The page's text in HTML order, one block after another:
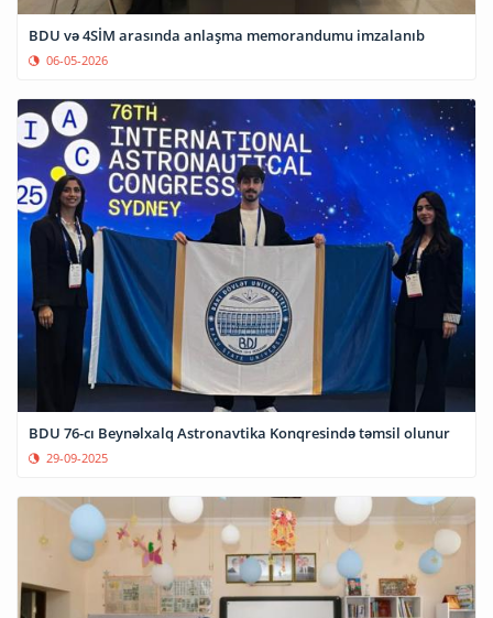
BDU və 4SİM arasında anlaşma memorandumu imzalanıb
06-05-2026
BDU 76-cı Beynəlxalq Astronavtika Konqresində təmsil olunur
29-09-2025